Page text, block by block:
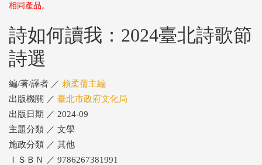
相同產品。
詩如何讀我：2024臺北詩歌節
詩選
編/著/譯者 ／ 賴柔蒨主編
出版機關 ／ 臺北市政府文化局
出版日期 ／ 2024-09
主題分類 ／ 文學
施政分類 ／ 其他
ＩＳＢＮ ／ 9786267381991